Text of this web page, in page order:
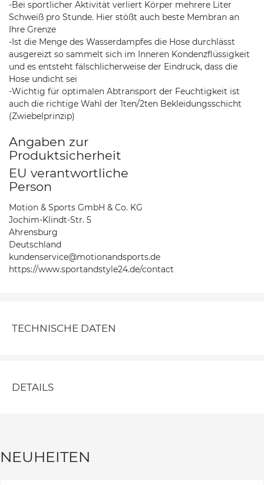
-Bei sportlicher Aktivität verliert Körper mehrere Liter
Schweiß pro Stunde. Hier stößt auch beste Membran an
Ihre Grenze
-Ist die Menge des Wasserdampfes die Hose durchlässt
ausgereizt so sammelt sich im Inneren Kondenzflüssigkeit
und es entsteht fälschlicherweise der Eindruck, dass die
Hose undicht sei
-Wichtig für optimalen Abtransport der Feuchtigkeit ist
auch die richtige Wahl der 1ten/2ten Bekleidungsschicht
(Zwiebelprinzip)
Angaben zur
Produktsicherheit
EU verantwortliche
Person
Motion & Sports GmbH & Co. KG
Jochim-Klindt-Str. 5
Ahrensburg
Deutschland
kundenservice@motionandsports.de
https://www.sportandstyle24.de/contact
TECHNISCHE DATEN
DETAILS
NEUHEITEN